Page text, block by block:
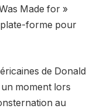
Made for »
plate-forme pour
de Donald
moment lors
au